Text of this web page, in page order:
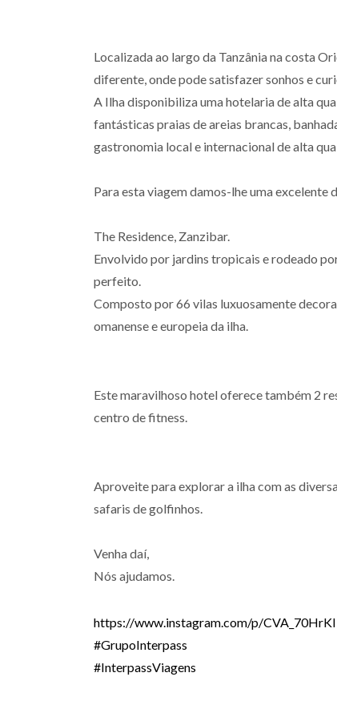
Localizada ao largo da Tanzânia na costa
diferente, onde pode satisfazer sonhos e
A Ilha disponibiliza uma hotelaria de alta
fantásticas praias de areias brancas,
gastronomia local e internacional de alta
Para esta viagem damos-lhe uma excelente
The Residence, Zanzibar.
Envolvido por jardins tropicais e rodeado
perfeito.
Composto por 66 vilas luxuosamente
omanense e europeia da ilha.
Este maravilhoso hotel oferece também 2
centro de fitness.
Aproveite para explorar a ilha com as
safaris de golfinhos.
Venha daí,
Nós ajudamos.
https://www.instagram.com/p/
#GrupoInterpass
#InterpassViagens